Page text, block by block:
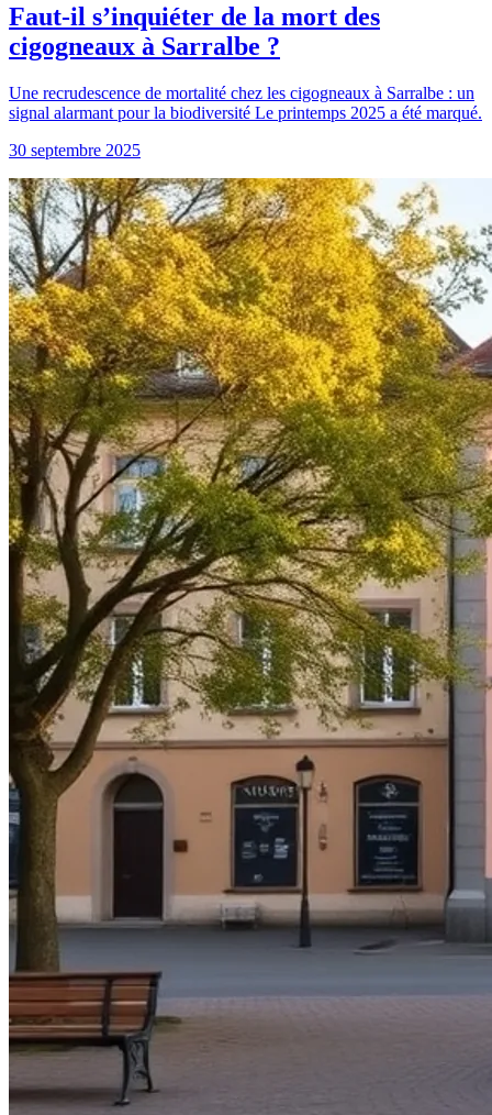
Faut-il s’inquiéter de la mort des
cigogneaux à Sarralbe ?
Une recrudescence de mortalité chez les cigogneaux à Sarralbe : un
signal alarmant pour la biodiversité Le printemps 2025 a été marqué.
30 septembre 2025